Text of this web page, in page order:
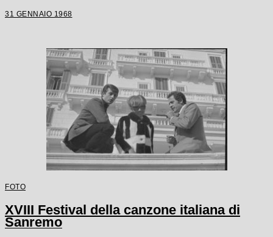
31 GENNAIO 1968
FOTO
XVIII Festival della canzone italiana di
Sanremo